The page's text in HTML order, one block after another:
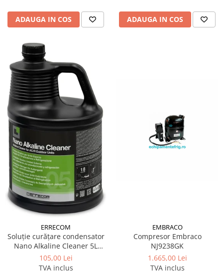
ADAUGA IN COS ADAUGA IN COS
ERRECOM
Soluție curățare condensator
Nano Alkaline Cleaner 5L
Errecom
105,00 Lei
TVA inclus
EMBRACO
Compresor Embraco
NJ9238GK
1.665,00 Lei
TVA inclus